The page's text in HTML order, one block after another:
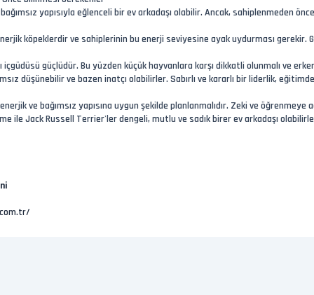
yapısıyla eğlenceli bir ev arkadaşı olabilir. Ancak, sahiplenmeden
köpeklerdir ve sahiplerinin bu enerji seviyesine ayak uydurması gerekir.
içgüdüsü güçlüdür. Bu yüzden küçük hayvanlara karşı dikkatli olunmalı ve
düşünebilir ve bazen inatçı olabilirler. Sabırlı ve kararlı bir liderlik, eğitimde
ve bağımsız yapısına uygun şekilde planlanmalıdır. Zeki ve
ile Jack Russell Terrier'ler dengeli, mutlu ve sadık birer ev arkadaşı